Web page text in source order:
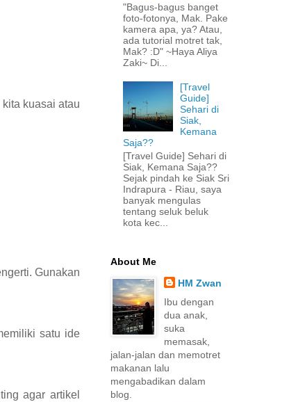
kuasai atau
Gunakan
satu ide
agar artikel
"Bagus-bagus banget
foto-fotonya, Mak. Pake
kamera apa, ya? Atau,
ada tutorial motret tak,
Mak? :D" ~Haya Aliya
Zaki~ Di...
[Travel
Guide]
Sehari di
Siak,
Kemana
Saja??
[Travel Guide] Sehari di
Siak, Kemana Saja??
Sejak pindah ke Siak Sri
Indrapura - Riau, saya
banyak mengulas
tentang seluk beluk
kota kec...
About Me
HM Zwan
Ibu dengan
dua anak,
suka
memasak,
jalan-jalan dan memotret
makanan lalu
mengabadikan dalam
blog.